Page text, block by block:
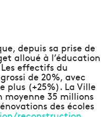
depuis sa prise de
alloué à l’éducation
effectifs du
de 20%, avec
plus (+25%). La Ville
moyenne 35 millions
des écoles